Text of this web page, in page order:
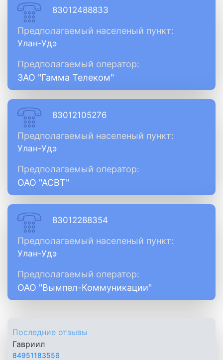
83012488833
Предполагаемый населеный пункт:
Улан-Удэ
Предполагаемый оператор:
ЗАО "Гамма Телеком"
83012105276
Предполагаемый населеный пункт:
Улан-Удэ
Предполагаемый оператор:
ОАО "АСВТ"
83012288354
Предполагаемый населеный пункт:
Улан-Удэ
Предполагаемый оператор:
ОАО "Вымпел-Коммуникации"
Последние отзывы
Гавриил
84951183556